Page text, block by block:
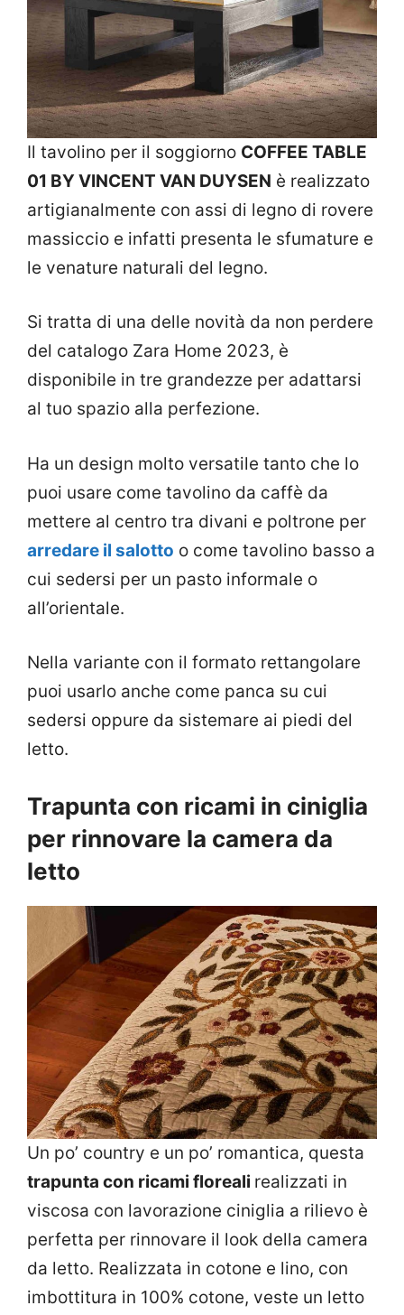
Il tavolino per il soggiorno COFFEE TABLE
01 BY VINCENT VAN DUYSEN è realizzato
artigianalmente con assi di legno di rovere
massiccio e infatti presenta le sfumature e
le venature naturali del legno.
Si tratta di una delle novità da non perdere
del catalogo Zara Home 2023, è
disponibile in tre grandezze per adattarsi
al tuo spazio alla perfezione.
Ha un design molto versatile tanto che lo
puoi usare come tavolino da caffè da
mettere al centro tra divani e poltrone per
arredare il salotto o come tavolino basso a
cui sedersi per un pasto informale o
all’orientale.
Nella variante con il formato rettangolare
puoi usarlo anche come panca su cui
sedersi oppure da sistemare ai piedi del
letto.
Trapunta con ricami in ciniglia
per rinnovare la camera da
letto
Un po’ country e un po’ romantica, questa
trapunta con ricami floreali realizzati in
viscosa con lavorazione ciniglia a rilievo è
perfetta per rinnovare il look della camera
da letto. Realizzata in cotone e lino, con
imbottitura in 100% cotone, veste un letto